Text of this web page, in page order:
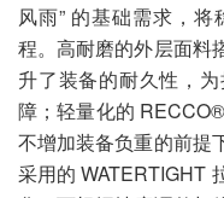
风雨” 的基础需求，
程。高耐磨的外层面料
升了装备的耐久性，
障；轻量化的
不增加装备负重的前提
采用的 WATERTIGHT